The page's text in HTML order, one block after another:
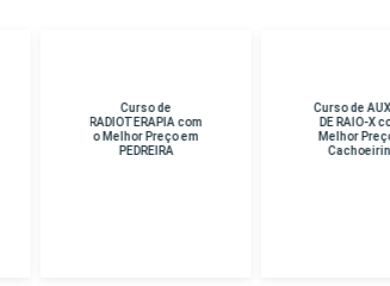
RADIOTERAPIA com
o Melhor Preço em
Curso de AUXILIAR
Melhor Preço em